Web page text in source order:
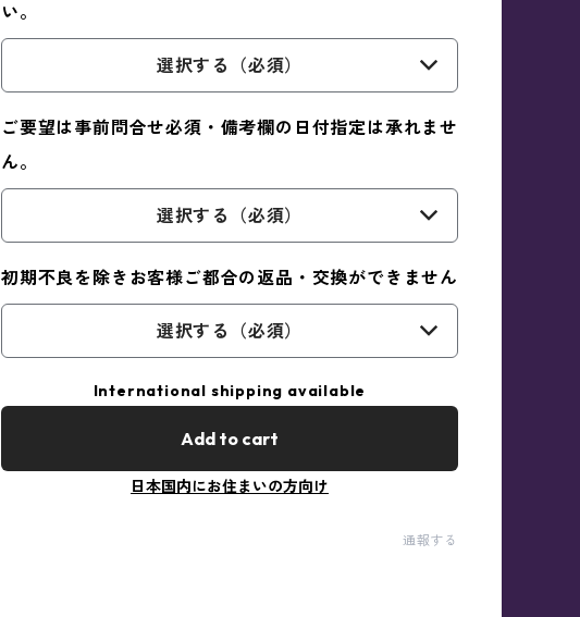
い。
選択する（必須）
ご要望は事前問合せ必須・備考欄の日付指定は承れませ
ん。
選択する（必須）
初期不良を除きお客様ご都合の返品・交換ができません
選択する（必須）
International shipping available
Add to cart
日本国内にお住まいの方向け
通報する